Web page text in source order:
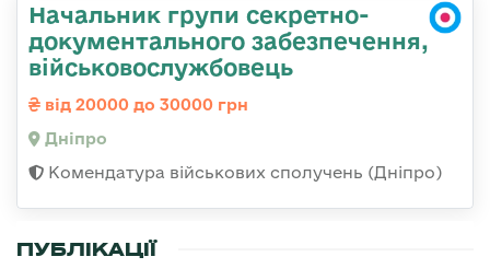
Начальник групи секретно-
документального забезпечення,
військовослужбовець
від 20000 до 30000 грн
Дніпро
Комендатура військових сполучень (Дніпро)
ПУБЛІКАЦІЇ